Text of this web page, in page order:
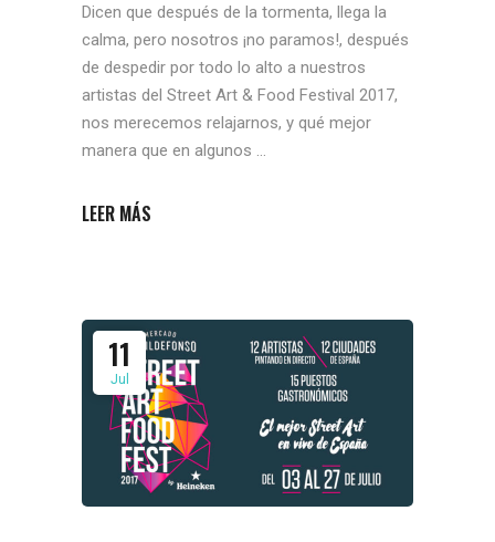
Dicen que después de la tormenta, llega la
calma, pero nosotros ¡no paramos!, después
de despedir por todo lo alto a nuestros
artistas del Street Art & Food Festival 2017,
nos merecemos relajarnos, y qué mejor
manera que en algunos
LEER MÁS
11
Jul